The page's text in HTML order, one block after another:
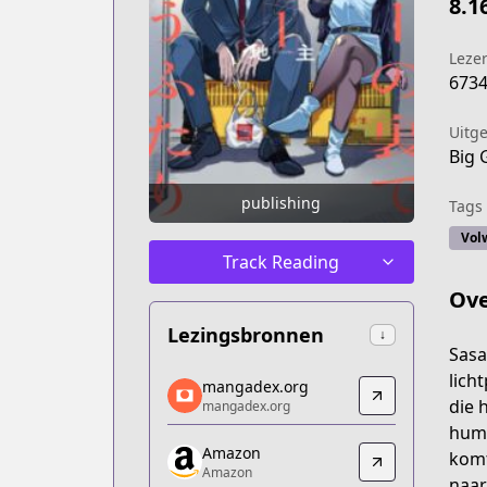
publishing
Track Reading
Lezingsbronnen ↓
mangadex.org
mangadex.org
https://mangadex.org/title/baa95345-
Amazon
mangadex.org
mangadex.org
Amazon
Amazon
Big
Tags
die